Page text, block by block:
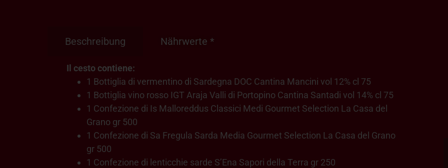
Beschreibung Nährwerte *
Il cesto contiene:
1 Bottiglia di vermentino di Sardegna DOC Cantina Mancini vol 12% cl 75
1 Bottiglia vino rosso IGT Araja Valli di Portopino Cantina Santadi vol 14% cl 75
1 Confezione di Is Malloreddus Classici Medi Gourmet Selection La Casa del
Grano gr 500
1 Confezione di Sa Fregula Sarda Media Gourmet Selection La Casa del Grano
gr 500
1 Confezione di lenticchie sarde S’Ena Sapori della Terra gr 250